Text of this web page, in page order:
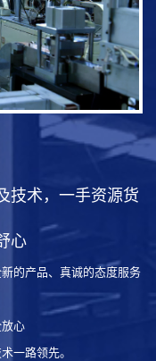
技术，一手资源货
心
的产品、真诚的态度服务
心
一路领先。